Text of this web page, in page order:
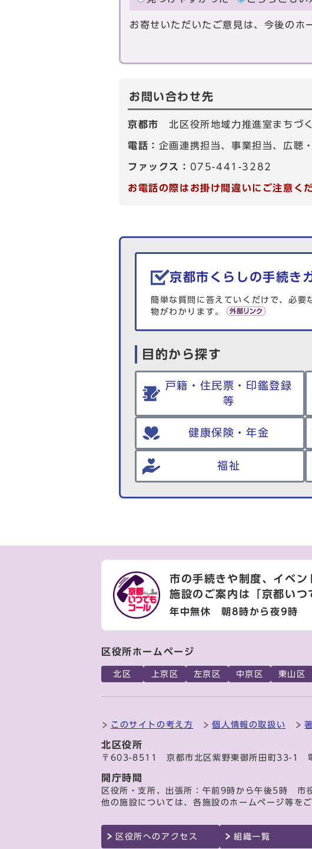
お寄せいただいたご意見は、今後のホ
お問い合わせ先
京都市北区役所地域力推進室まちづ
電話： 企画連携担当、事業担当、広
ファックス： 075-441-3282
お電話の際はお掛け間違いにご注意く
生活情報を探す
京都市くらしの手続き
簡単な質問に答えていくだけで、必要
物がわかります。
目的から探す
戸籍・住民票・印鑑登録
等
健康保険・年金
福祉
市の手続きや制度、イベン
施設のご案内は
「京都いつ
年中無休 朝8時から夜9時
区役所ホームページ
北区 上京区 左京区 中京区 東山区
このサイトの考え方 個人情報の取扱い
北区役所
〒603-8511 京都市北区紫野東御所田町33-1
開庁時間
区役所・支所、出張所：午前9時から午後5時
他の施設については、各施設のホームページ等をご
区役所へのアクセス 組織一覧